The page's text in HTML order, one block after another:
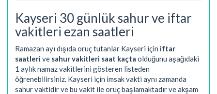
Kayseri 30 günlük sahur ve iftar
vakitleri ezan saatleri
Ramazan ayı dışıda oruç tutanlar Kayseri için iftar
saatlerive sahur vakitleri saat kaçta olduğunu aşağıdaki
1 aylık namaz vakitlerini gösteren listeden
öğrenebilirsiniz. Kayseri için imsak vakti aynı zamanda
sahur vaktidir ve bu vakit ile oruç başlamaktadır ve akşam